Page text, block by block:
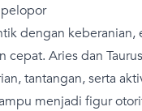
dengan
cepat. Aries dan
tantangan, serta
menjadi figur